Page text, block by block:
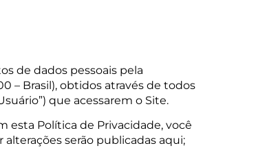
de dados pessoais pela
– Brasil), obtidos através de todos
que acessarem o Site.
esta Política de Privacidade, você
serão publicadas aqui;